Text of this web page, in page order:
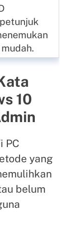
10
PC
yang
belum